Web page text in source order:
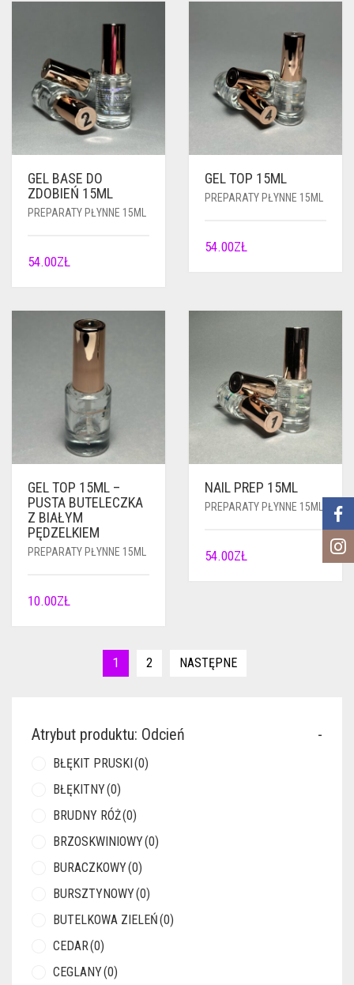
GEL BASE DO
ZDOBIEŃ 15ML
PREPARATY PŁYNNE 15ML
54.00ZŁ
GEL TOP 15ML
PREPARATY PŁYNNE 15ML
54.00ZŁ
GEL TOP 15ML –
PUSTA BUTELECZKA
Z BIAŁYM
PĘDZELKIEM
PREPARATY PŁYNNE 15ML
10.00ZŁ
NAIL PREP 15ML
PREPARATY PŁYNNE 15ML
54.00ZŁ
1 2 NASTĘPNE
Atrybut produktu: Odcień -
BŁĘKIT PRUSKI(0)
BŁĘKITNY(0)
BRUDNY RÓŻ(0)
BRZOSKWINIOWY(0)
BURACZKOWY(0)
BURSZTYNOWY(0)
BUTELKOWA ZIELEŃ(0)
CEDAR(0)
CEGLANY(0)